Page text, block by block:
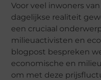
Voor veel inwoners
dagelijkse realiteit
een cruciaal
milieuactivisten en
blogpost bespreken
economische en
om met deze